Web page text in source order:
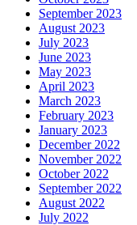
September 2023
August 2023
July 2023
June 2023
May 2023
April 2023
March 2023
February 2023
January 2023
December 2022
November 2022
October 2022
September 2022
August 2022
July 2022